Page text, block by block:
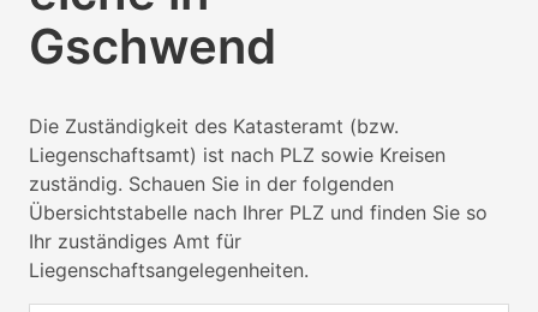
Gschwend
Die Zuständigkeit des Katasteramt (bzw.
Liegenschaftsamt) ist nach PLZ sowie Kreisen
zuständig. Schauen Sie in der folgenden
Übersichtstabelle nach Ihrer PLZ und finden Sie so
Ihr zuständiges Amt für
Liegenschaftsangelegenheiten.